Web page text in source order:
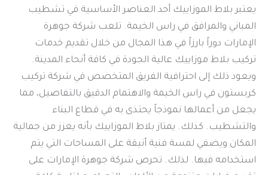
يعتبر بلاط الموزاييك أحد العناصر الأساسية في تشطيب
المباني والمرافق في راس الخيمة. تلعب شركة جوهرة
الإمارات دوراً بارزاً في هذا المجال من خلال تقديم خدمات
تركيب بلاط موزاييك عالية الجودة في كافة أنحاء المدينة.
ويعود ذلك إلى احترافية الفريق المتخصص في شركة تركيب
كربستون في راس الخيمة والاهتمام الدقيق بالتفاصيل، مما
يجعل من أعمالها نموذجاً يحتذى به في قطاع البناء
والتشطيب. كذلك. يمتاز بلاط الموزاييك بأنه يعزز من جمالية
المكان ويضفي لمسة فنية أنيقة على المساحات التي يتم
استخدامه فيها. لذلك. تحرص شركة جوهرة الإمارات على